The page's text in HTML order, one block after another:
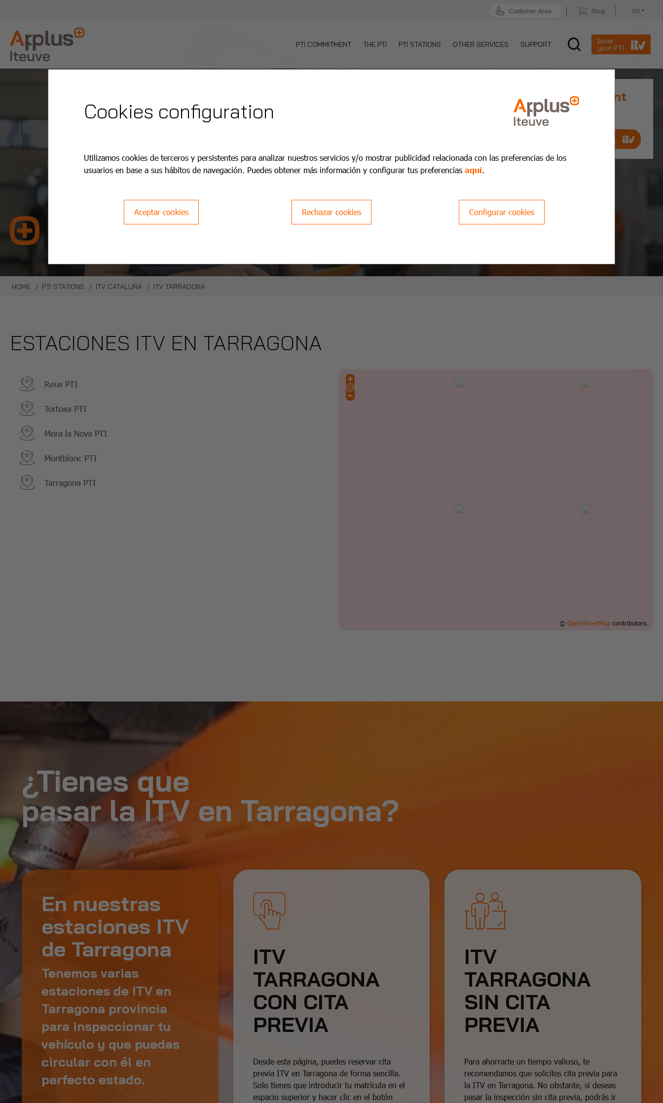
Customer Area Shop EN
PTI COMMITMENT THE PTI PTI STATIONS OTHER SERVICES SUPPORT
Book
your PTI
ITV Tarragona
Prior MOT Appointment
Book an appointment quickly and
appointment now
HOME PTI STATIONS ITV CATALUÑA ITV TARRAGONA
ESTACIONES ITV EN TARRAGONA
Reus PTI
Tortosa PTI
Mora la Nova PTI
Montblanc PTI
Tarragona PTI
© OpenStreetMap contributors.
¿Tienes que
pasar la ITV en Tarragona?
En nuestras
estaciones ITV
de Tarragona
Tenemos varias
estaciones de ITV en
Tarragona provincia
para inspeccionar tu
vehículo y que puedas
circular con él en
perfecto estado.
ITV
TARRAGONA
CON CITA
PREVIA
Desde esta página, puedes reservar cita
previa ITV en Tarragona de forma sencilla.
Solo tienes que introducir tu matrícula en el
espacio superior y hacer clic en el botón
ITV
TARRAGONA
SIN CITA
PREVIA
Para ahorrarte un tiempo valioso, te
recomendamos que solicites cita previa para
la ITV en Tarragona. No obstante, si deseas
pasar la inspección sin cita previa, podrás ir
Cookies configuration
Utilizamos cookies de terceros y persistentes para analizar nuestros servicios y/o mostrar publicidad relacionada con las preferencias de los
usuarios en base a sus hábitos de navegación. Puedes obtener más información y configurar tus preferencias aquí.
Aceptar cookies Rechazar cookies Configurar cookies